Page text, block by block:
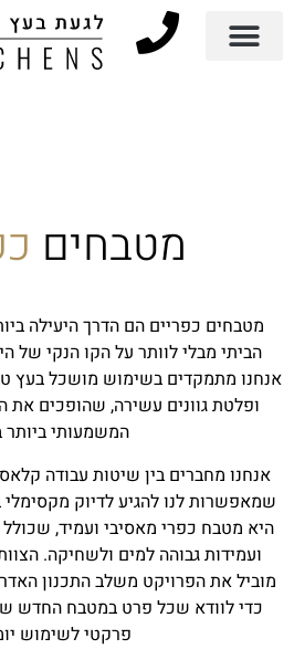
מטבחים
מטבחים כפריים הם הדרך היעילה
הביתי מבלי לוותר על הקו הנקי של
אנחנו מתמקדים בשימוש מושכל בעץ
ופלטת גוונים עשירה, שהופכים את
המשמעותי ביותר
אנחנו מחברים בין שיטות עבודה
שמאפשרות לנו להגיע לדיוק
היא מטבח כפרי מאסיבי ועמיד,
ועמידות גבוהה למים ולשחיקה.
מוביל את הפרויקט משלב התכנון
כדי לוודא שכל פרט במטבח החדש
פרקטי לשימוש